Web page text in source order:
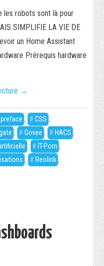
les robots sont là pour
SIMPLIFIE LA VIE DE
un Home Assistant
Prérequis hardware
→
, CSS ,
, Govee , HACS ,
, IT-Porn ,
, Reolink ,